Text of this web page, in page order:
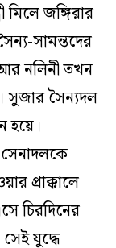
মিলে জঙ্গিরার
সামন্তদের
নলিনী তখন
সুজার সৈন্যদল
হয়ে।
সেনাদলকে
প্রাক্কালে
চিরদিনের
যুদ্ধে